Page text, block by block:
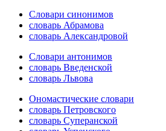
Словари синонимов
словарь Абрамова
словарь Александровой
Словари антонимов
словарь Введенской
словарь Львова
Ономастические словари
словарь Петровского
словарь Суперанской